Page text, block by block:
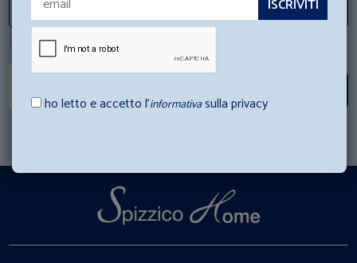
ho letto e accetto l'informativa sulla privacy
ho letto e accetto l’informativasulla privacy